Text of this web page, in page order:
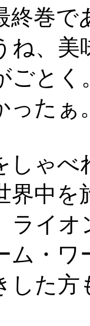
巻で
ね、美
ごとく
たぁ。
ゃべ
界中を
ライ
・ワ
した